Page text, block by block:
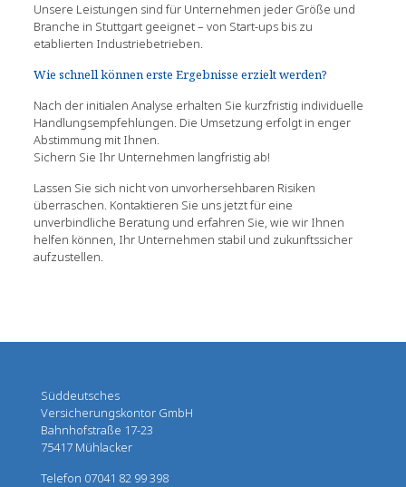
Unsere Leistungen sind für Unternehmen jeder Größe und
Branche in Stuttgart geeignet – von Start-ups bis zu
etablierten Industriebetrieben.
Wie schnell können erste Ergebnisse erzielt werden?
Nach der initialen Analyse erhalten Sie kurzfristig individuelle
Handlungsempfehlungen. Die Umsetzung erfolgt in enger
Abstimmung mit Ihnen.
Sichern Sie Ihr Unternehmen langfristig ab!
Lassen Sie sich nicht von unvorhersehbaren Risiken
überraschen. Kontaktieren Sie uns jetzt für eine
unverbindliche Beratung und erfahren Sie, wie wir Ihnen
helfen können, Ihr Unternehmen stabil und zukunftssicher
aufzustellen.
Süddeutsches
Versicherungskontor GmbH
Bahnhofstraße 17-23
75417 Mühlacker
Telefon 07041 82 99 398